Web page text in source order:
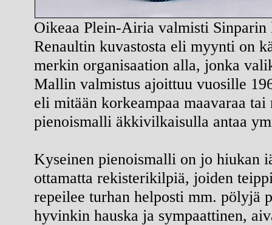
Oikeaa Plein-Airia valmisti
Renaultin kuvastosta eli myynti on
merkin organisaation alla, jonka
Mallin valmistus ajoittuu vuosille
eli mitään korkeampaa maavaraa
pienoismalli äkkivilkaisulla antaa
Kyseinen pienoismalli on jo hiukan
ottamatta rekisterikilpiä, joiden
repeilee turhan helposti mm. pölyjä
hyvinkin hauska ja sympaattinen,